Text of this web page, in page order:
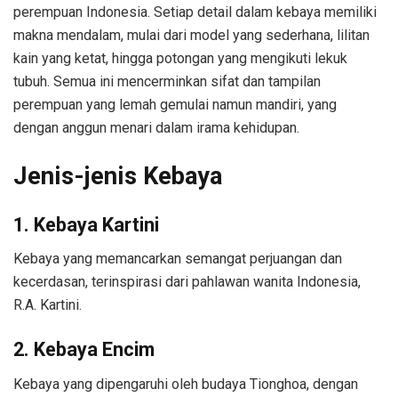
perempuan Indonesia. Setiap detail dalam kebaya memiliki
makna mendalam, mulai dari model yang sederhana, lilitan
kain yang ketat, hingga potongan yang mengikuti lekuk
tubuh. Semua ini mencerminkan sifat dan tampilan
perempuan yang lemah gemulai namun mandiri, yang
dengan anggun menari dalam irama kehidupan.
Jenis-jenis Kebaya
1. Kebaya Kartini
Kebaya yang memancarkan semangat perjuangan dan
kecerdasan, terinspirasi dari pahlawan wanita Indonesia,
R.A. Kartini.
2. Kebaya Encim
Kebaya yang dipengaruhi oleh budaya Tionghoa, dengan